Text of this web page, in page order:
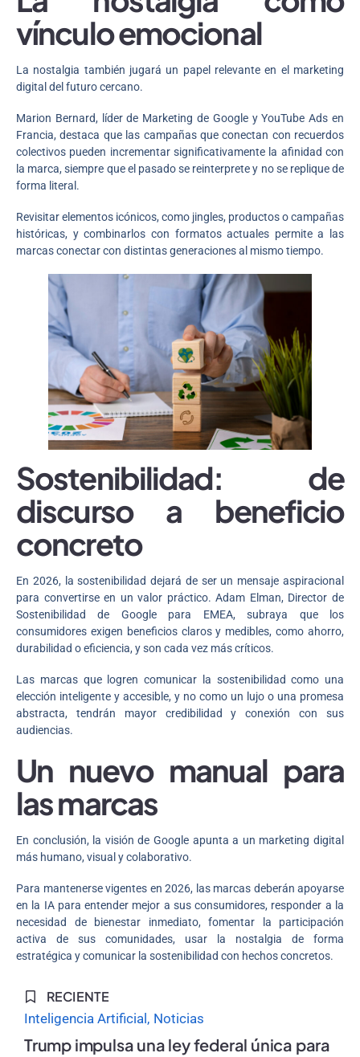
vínculo emocional
La nostalgia también jugará un papel relevante en el marketing
digital del futuro cercano.
Marion Bernard, líder de Marketing de Google y YouTube Ads en
Francia, destaca que las campañas que conectan con recuerdos
colectivos pueden incrementar significativamente la afinidad con
la marca, siempre que el pasado se reinterprete y no se replique de
forma literal.
Revisitar elementos icónicos, como jingles, productos o campañas
históricas, y combinarlos con formatos actuales permite a las
marcas conectar con distintas generaciones al mismo tiempo.
Sostenibilidad: de
discurso a beneficio
concreto
En 2026, la sostenibilidad dejará de ser un mensaje aspiracional
para convertirse en un valor práctico. Adam Elman, Director de
Sostenibilidad de Google para EMEA, subraya que los
consumidores exigen beneficios claros y medibles, como ahorro,
durabilidad o eficiencia, y son cada vez más críticos.
Las marcas que logren comunicar la sostenibilidad como una
elección inteligente y accesible, y no como un lujo o una promesa
abstracta, tendrán mayor credibilidad y conexión con sus
audiencias.
Un nuevo manual para
las marcas
En conclusión, la visión de Google apunta a un marketing digital
más humano, visual y colaborativo.
Para mantenerse vigentes en 2026, las marcas deberán apoyarse
en la IA para entender mejor a sus consumidores, responder a la
necesidad de bienestar inmediato, fomentar la participación
activa de sus comunidades, usar la nostalgia de forma
estratégica y comunicar la sostenibilidad con hechos concretos.
RECIENTE
Inteligencia Artificial Noticias
Trump impulsa una ley federal única para